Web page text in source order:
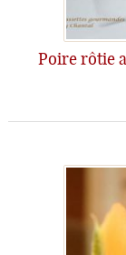
Poire rôtie